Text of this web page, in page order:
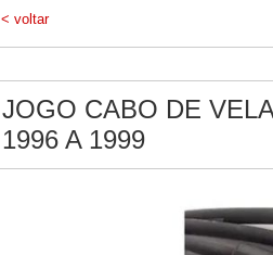
< voltar
JOGO CABO DE
1996 A 1999